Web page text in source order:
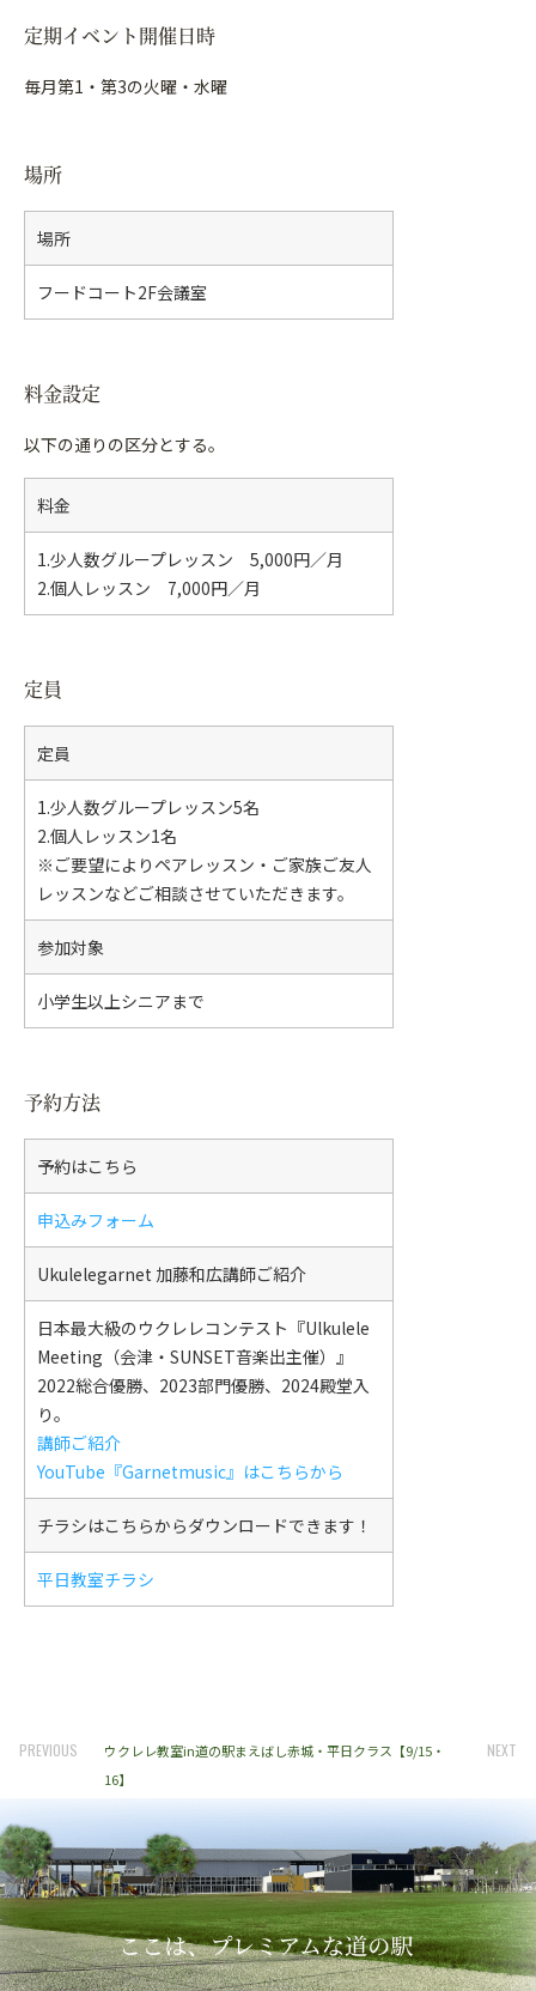
定期イベント開催日時
毎月第1・第3の火曜・水曜
場所
場所
フードコート2F会議室
料金設定
以下の通りの区分とする。
料金
1.少人数グループレッスン 5,000円／月
2.個人レッスン 7,000円／月
定員
定員
1.少人数グループレッスン5名
2.個人レッスン1名
※ご要望によりペアレッスン・ご家族ご友人
レッスンなどご相談させていただきます。
参加対象
小学生以上シニアまで
予約方法
予約はこちら
申込みフォーム
Ukulelegarnet 加藤和広講師ご紹介
日本最大級のウクレレコンテスト『Ulkulele
Meeting（会津・SUNSET音楽出主催）』
2022総合優勝、2023部門優勝、2024殿堂入
り。
講師ご紹介
YouTube『Garnetmusic』はこちらから
チラシはこちらからダウンロードできます！
平日教室チラシ
PREVIOUS
ウクレレ教室in道の駅まえばし赤城・平日クラス【9/15・
16】
NEXT